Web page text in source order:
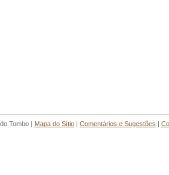
Tombo | Mapa do Sítio | Comentários e Sugestões |